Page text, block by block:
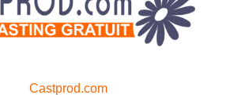
Castprod.com